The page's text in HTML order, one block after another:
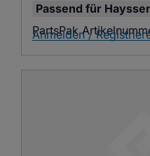
Passend für
PartsPak
Anmelden /